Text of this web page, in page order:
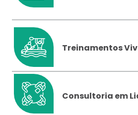
Treinamentos
Consultoria em